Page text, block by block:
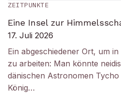
ZEITPUNKTE
Eine Insel zur
17. Juli 2026
Ein abgeschiedener Ort, um
zu arbeiten: Man könnte
dänischen Astronomen
König…